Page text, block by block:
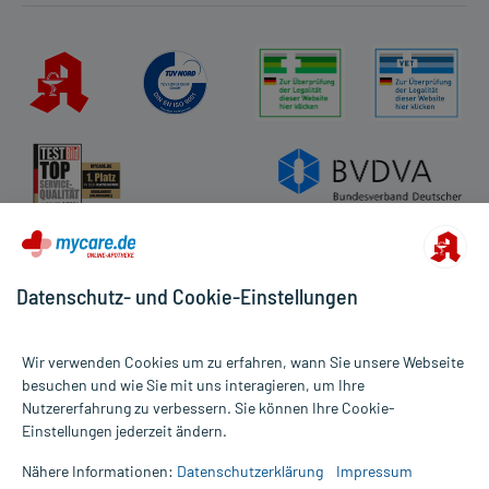
Alle Preise gelten inkl. MwSt., ggf. zzgl. Versandkosten
Informationen auf dieser Website werden ausschließlich für
die Untersuchung und Behandlung durch einen Arzt. Bitte
Datenschutz- und Cookie-Einstellungen
Wir verwenden Cookies um zu erfahren, wann Sie unsere Webseite
besuchen und wie Sie mit uns interagieren, um Ihre
Nutzererfahrung zu verbessern. Sie können Ihre Cookie-
Einstellungen jederzeit ändern.
Nähere Informationen: Datenschutzerklärung Impressum